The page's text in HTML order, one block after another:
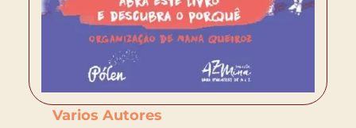
Varios Autores